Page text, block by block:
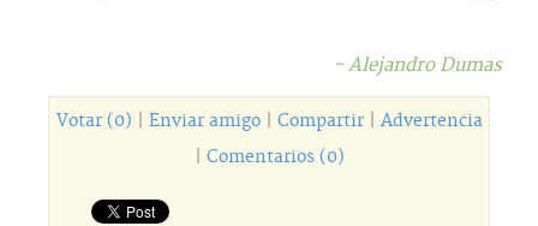
- Alejandro Dumas
Votar (0) Enviar amigo| Compartir| Advertencia
Comentarios (0)